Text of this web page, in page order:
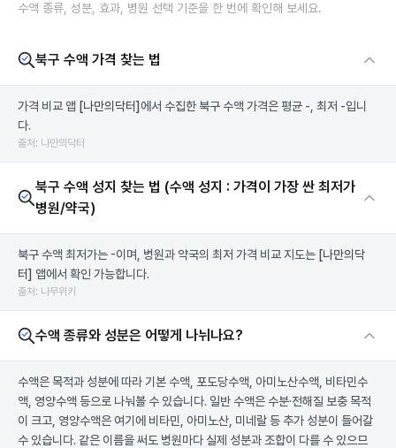
수액 종류, 성분, 효과, 병원 선택 기준을 한 번에 확인해 보세요.
북구 수액 가격 찾는 법
가격 비교 앱 [나만의닥터] 에서 수집한 북구 수액 가격은 평균 -, 최저 -입니
다.
출처: 나만의닥터
북구 수액 성지 찾는 법 (수액 성지 : 가격이 가장 싼 최저가
병원/약국)
북구 수액 최저가는 -이며, 병원과 약국의 최저 가격 비교 지도는 [나만의닥
터] 앱에서 확인 가능합니다.
출처: 나무위키
수액 종류와 성분은 어떻게 나뉘나요?
수액은 목적과 성분에 따라 기본 수액, 포도당수액, 아미노산수액, 비타민수
액, 영양수액 등으로 나눠볼 수 있습니다. 일반 수액은 수분·전해질 보충 목적
이 크고, 영양수액은 여기에 비타민, 아미노산, 미네랄 등 추가 성분이 들어갈
수 있습니다. 같은 이름을 써도 병원마다 실제 성분과 조합이 다를 수 있으므